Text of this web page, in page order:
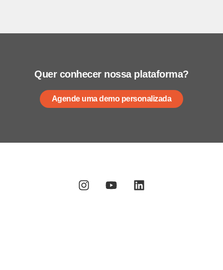
Quer conhecer nossa plataforma?
Agende uma demo personalizada